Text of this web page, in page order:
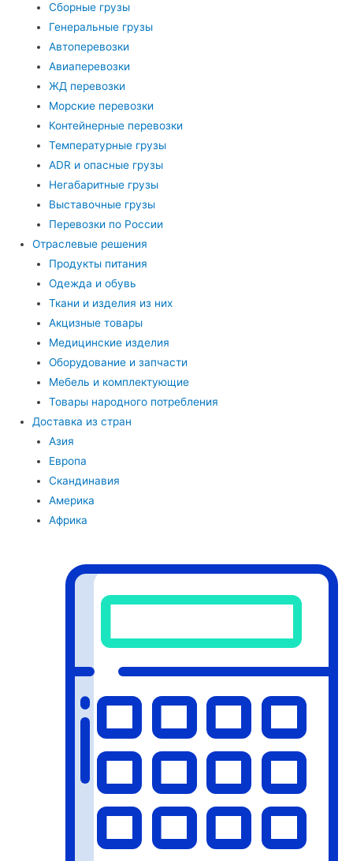
Сборные грузы
Генеральные грузы
Автоперевозки
Авиаперевозки
ЖД перевозки
Морские перевозки
Контейнерные перевозки
Температурные грузы
ADR и опасные грузы
Негабаритные грузы
Выставочные грузы
Перевозки по России
Отраслевые решения
Продукты питания
Одежда и обувь
Ткани и изделия из них
Акцизные товары
Медицинские изделия
Оборудование и запчасти
Мебель и комплектующие
Товары народного потребления
Доставка из стран
Азия
Европа
Скандинавия
Америка
Африка